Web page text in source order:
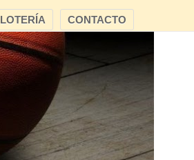
CONTACTO
LOTERÍA